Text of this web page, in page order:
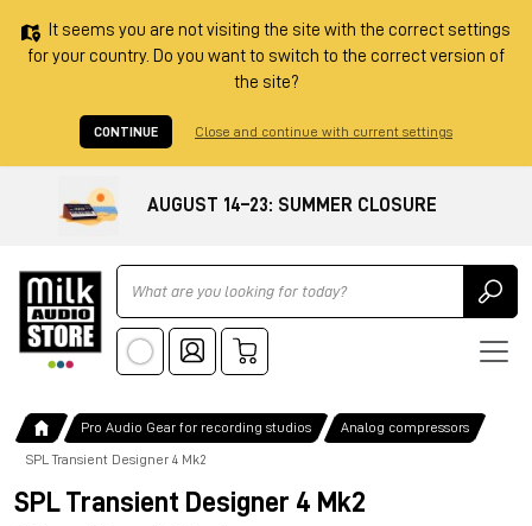
It seems you are not visiting the site with the correct settings
for your country. Do you want to switch to the correct version of
the site?
CONTINUE Close and continue with current settings
AUGUST 14–23: SUMMER CLOSURE
Ricerca
Pro Audio Gear for recording studios Analog compressors
SPL Transient Designer 4 Mk2
SPL Transient Designer 4 Mk2